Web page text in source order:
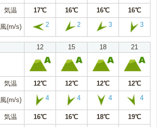
気温 17℃ 16℃ 16℃ 16℃
風(m/s) 2 2 3 3
12 15 18 21
気温 12℃ 12℃ 12℃ 12℃
風(m/s) 4 4 4 4
気温 16℃ 16℃ 18℃ 19℃